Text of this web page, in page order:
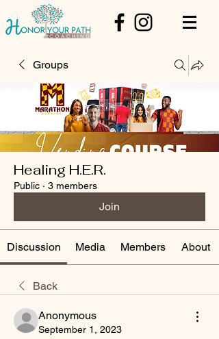
Groups
Healing H.E.R.
Public · 3 members
Join
Discussion Media Members About
Back
Anonymous
September 1, 2023